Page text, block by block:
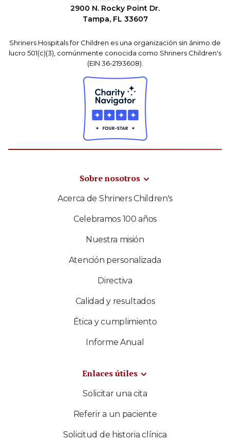
2900 N. Rocky Point Dr.
Tampa, FL 33607
Shriners Hospitals for Children es una organización sin ánimo de
lucro 501(c)(3), comúnmente conocida como Shriners Children's
(EIN 36-2193608).
Sobre nosotros
Acerca de Shriners Children's
Celebramos 100 años
Nuestra misión
Atención personalizada
Directiva
Calidad y resultados
Ética y cumplimiento
Informe Anual
Enlaces útiles
Solicitar una cita
Referir a un paciente
Solicitud de historia clínica